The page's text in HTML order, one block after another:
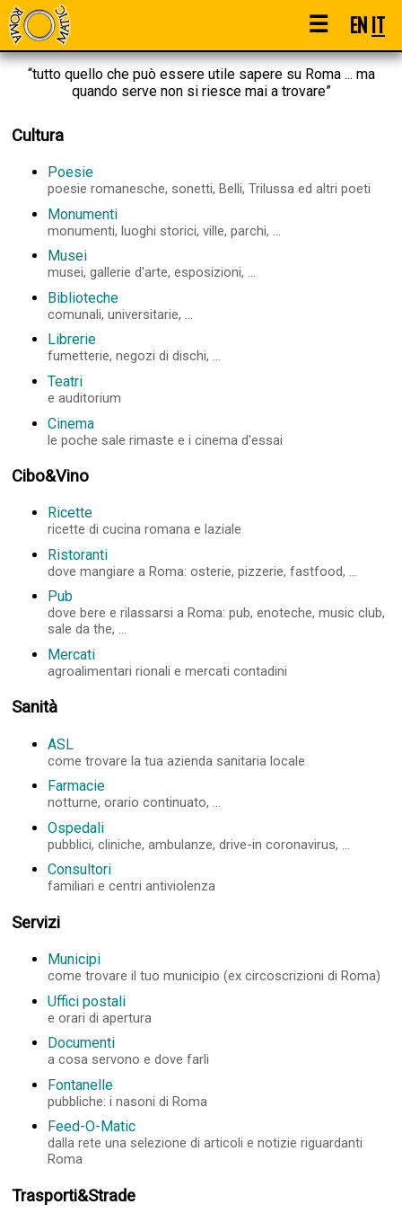
☰ ENIT
“tutto quello che può essere utile sapere su Roma ... ma
quando serve non si riesce mai a trovare”
Cultura
Poesie
poesie romanesche, sonetti, Belli, Trilussa ed altri poeti
Monumenti
monumenti, luoghi storici, ville, parchi, ...
Musei
musei, gallerie d'arte, esposizioni, ...
Biblioteche
comunali, universitarie, ...
Librerie
fumetterie, negozi di dischi, ...
Teatri
e auditorium
Cinema
le poche sale rimaste e i cinema d'essai
Cibo&Vino
Ricette
ricette di cucina romana e laziale
Ristoranti
dove mangiare a Roma: osterie, pizzerie, fastfood, ...
Pub
dove bere e rilassarsi a Roma: pub, enoteche, music club,
sale da the, ...
Mercati
agroalimentari rionali e mercati contadini
Sanità
ASL
come trovare la tua azienda sanitaria locale
Farmacie
notturne, orario continuato, ...
Ospedali
pubblici, cliniche, ambulanze, drive-in coronavirus, ...
Consultori
familiari e centri antiviolenza
Servizi
Municipi
come trovare il tuo municipio (ex circoscrizioni di Roma)
Uffici postali
e orari di apertura
Documenti
a cosa servono e dove farli
Fontanelle
pubbliche: i nasoni di Roma
Feed-O-Matic
dalla rete una selezione di articoli e notizie riguardanti
Roma
Trasporti&Strade